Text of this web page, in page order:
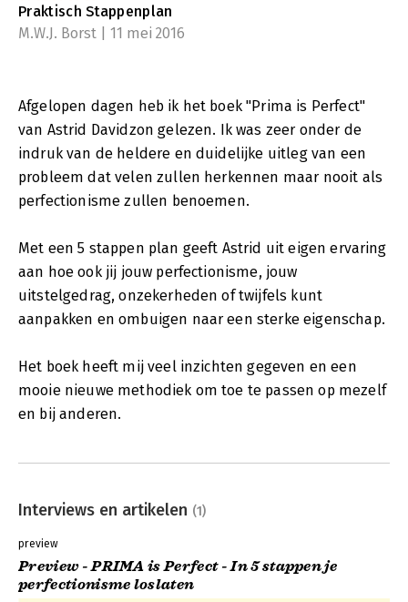
Praktisch Stappenplan
M.W.J. Borst | 11 mei 2016
Afgelopen dagen heb ik het boek "Prima is Perfect"
van Astrid Davidzon gelezen. Ik was zeer onder de
indruk van de heldere en duidelijke uitleg van een
probleem dat velen zullen herkennen maar nooit als
perfectionisme zullen benoemen.
Met een 5 stappen plan geeft Astrid uit eigen ervaring
aan hoe ook jij jouw perfectionisme, jouw
uitstelgedrag, onzekerheden of twijfels kunt
aanpakken en ombuigen naar een sterke eigenschap.
Het boek heeft mij veel inzichten gegeven en een
mooie nieuwe methodiek om toe te passen op mezelf
en bij anderen.
Interviews en artikelen (1)
preview
Preview - PRIMA is Perfect - In 5 stappen je
perfectionisme loslaten